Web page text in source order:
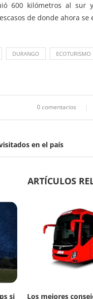
600 kilómetros al
de donde ahora
DURANGO ECOTURISMO
0 comentarios
en el país
ARTÍCULOS
si
Los mejores